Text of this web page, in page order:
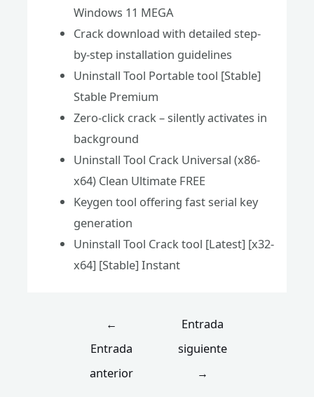
Windows 11 MEGA
Crack download with detailed step-
by-step installation guidelines
Uninstall Tool Portable tool [Stable]
Stable Premium
Zero-click crack – silently activates in
background
Uninstall Tool Crack Universal (x86-
x64) Clean Ultimate FREE
Keygen tool offering fast serial key
generation
Uninstall Tool Crack tool [Latest] [x32-
x64] [Stable] Instant
←
Entrada
anterior
Entrada
siguiente
→